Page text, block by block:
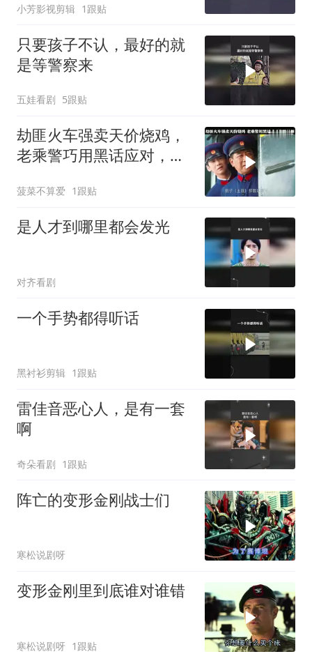
小芳影视剪辑 1跟贴
只要孩子不认，最好的就
是等警察来
五娃看剧 5跟贴
劫匪火车强卖天价烧鸡，
老乘警巧用黑话应对，成
菠菜不算爱 1跟贴
是人才到哪里都会发光
对齐看剧
一个手势都得听话
黑衬衫剪辑 1跟贴
雷佳音恶心人，是有一套
啊
奇朵看剧 1跟贴
阵亡的变形金刚战士们
寒松说剧呀
变形金刚里到底谁对谁错
寒松说剧呀 1跟贴